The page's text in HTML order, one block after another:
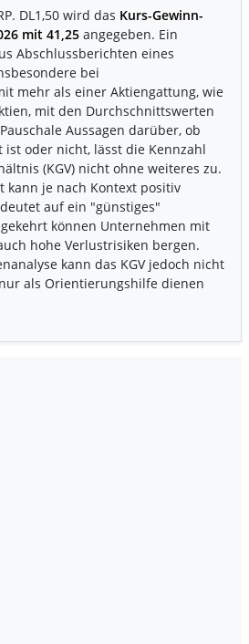
DL1,50 wird das Kurs-Gewinn-
mit 41,25 angegeben. Ein
Abschlussberichten eines
bei
mehr als einer Aktiengattung, wie
mit den Durchschnittswerten
Aussagen darüber, ob
ist oder nicht, lässt die Kennzahl
(KGV) nicht ohne weiteres zu.
kann je nach Kontext positiv
auf ein "günstiges"
können Unternehmen mit
hohe Verlustrisiken bergen.
kann das KGV jedoch nicht
als Orientierungshilfe dienen